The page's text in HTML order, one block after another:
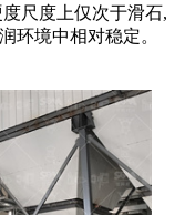
尺度上仅次于滑石,
环境中相对稳定。